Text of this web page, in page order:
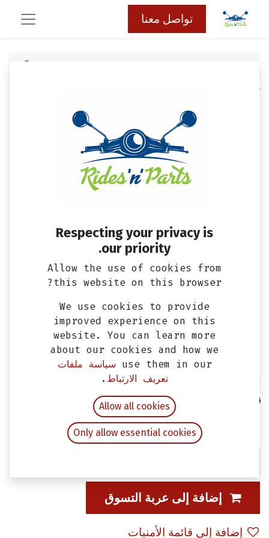
تواصل معنا
كافة المنتجات
14 SYM
EGP شامل ضريبة القيمة المضافة
إضافة إلى عربة التسوق
إضافة إلى قائمة الأمنيات
Respecting your privacy is
our priority.
Allow the use of cookies from
this website on this browser?
We use cookies to provide
improved experience on this
website. You can learn more
about our cookies and how we
use them in our سياسة ملفات
تعريف الارتباط .
Allow all cookies
Only allow essential cookies